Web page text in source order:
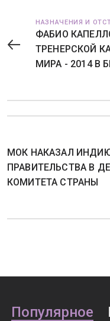
НАЗНАЧЕНИЯ И
ФАБИО
ТРЕНЕРСКОЙ
МИРА - 2014 В
МОК НАКАЗАЛ
ПРАВИТЕЛЬСТВА В
КОМИТЕТА СТРАНЫ
Популярное